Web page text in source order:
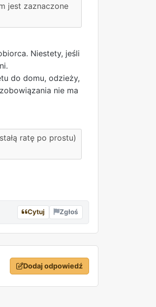
jest zaznaczone
Niestety, jeśli
do domu, odzieży,
nie ma
ratę po prostu)
Cytuj Zgłoś
Dodaj odpowiedź